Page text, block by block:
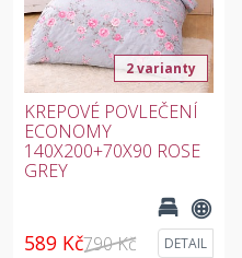
2 varianty
KREPOVÉ POVLEČENÍ
ECONOMY
140X200+70X90 ROSE
GREY
589 Kč790 Kč DETAIL